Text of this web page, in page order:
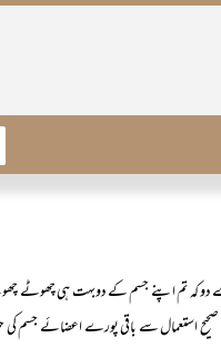
اپنے جسم کے دوبہت ہی چھوٹے
صحیح استعمال سے باقی پورے اعضائے جسم